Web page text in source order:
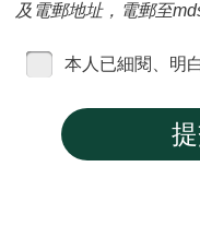
及電郵地址，電郵至
本人已細閱、明